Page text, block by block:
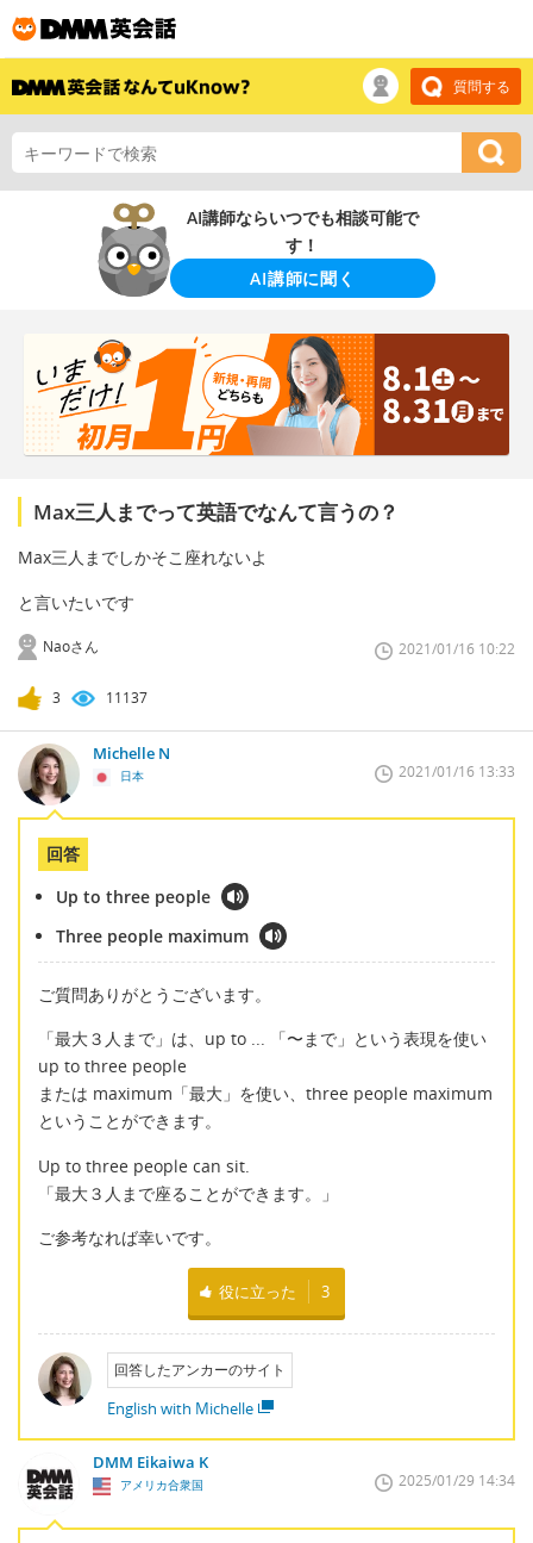
質問する
AI講師ならいつでも相談可能で
す！
AI講師に聞く
Max三人までって英語でなんて言うの？
Max三人までしかそこ座れないよ
と言いたいです
Naoさん 2021/01/16 10:22
3 11137
Michelle N
日本 2021/01/16 13:33
回答
Up to three people
Three people maximum
ご質問ありがとうございます。
「最大３人まで」は、up to ... 「〜まで」という表現を使い
up to three people
または maximum「最大」を使い、three people maximum
ということができます。
Up to three people can sit.
「最大３人まで座ることができます。」
ご参考なれば幸いです。
役に立った 3
回答したアンカーのサイト
English with Michelle
DMM Eikaiwa K
アメリカ合衆国 2025/01/29 14:34